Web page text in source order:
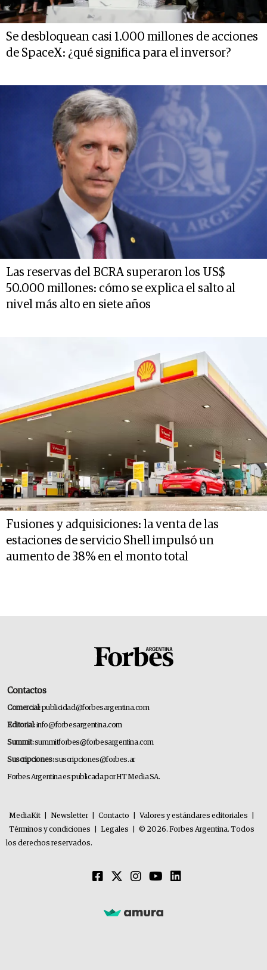
Se desbloquean casi 1.000 millones de acciones
de SpaceX: ¿qué significa para el inversor?
Las reservas del BCRA superaron los US$
50.000 millones: cómo se explica el salto al
nivel más alto en siete años
Fusiones y adquisiciones: la venta de las
estaciones de servicio Shell impulsó un
aumento de 38% en el monto total
Contactos
Comercial:publicidad@forbesargentina.com
Editorial:info@forbesargentina.com
Summit:summitforbes@forbesargentina.com
Suscripciones:suscripciones@forbes.ar
Forbes Argentina es publicada por HT Media SA.
MediaKit Newsletter Contacto Valores y estándares editoriales
Términos y condiciones
Legales
© 2026. Forbes Argentina. Todos
los derechos reservados.